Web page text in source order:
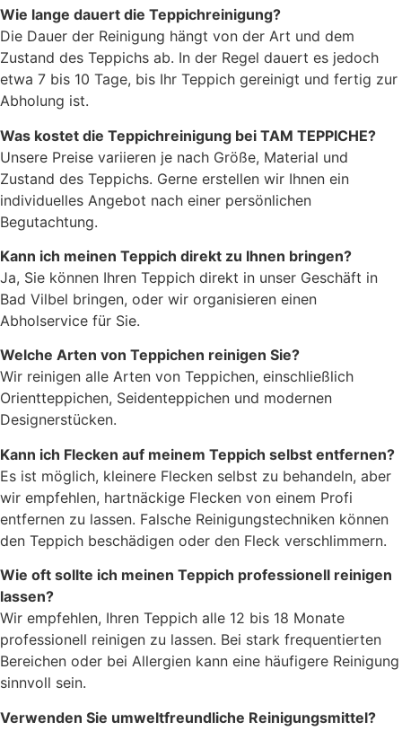
Wie lange dauert die Teppichreinigung?
Die Dauer der Reinigung hängt von der Art und dem
Zustand des Teppichs ab. In der Regel dauert es jedoch
etwa 7 bis 10 Tage, bis Ihr Teppich gereinigt und fertig zur
Abholung ist.
Was kostet die Teppichreinigung bei TAM TEPPICHE?
Unsere Preise variieren je nach Größe, Material und
Zustand des Teppichs. Gerne erstellen wir Ihnen ein
individuelles Angebot nach einer persönlichen
Begutachtung.
Kann ich meinen Teppich direkt zu Ihnen bringen?
Ja, Sie können Ihren Teppich direkt in unser Geschäft in
Bad Vilbel bringen, oder wir organisieren einen
Abholservice für Sie.
Welche Arten von Teppichen reinigen Sie?
Wir reinigen alle Arten von Teppichen, einschließlich
Orientteppichen, Seidenteppichen und modernen
Designerstücken.
Kann ich Flecken auf meinem Teppich selbst entfernen?
Es ist möglich, kleinere Flecken selbst zu behandeln, aber
wir empfehlen, hartnäckige Flecken von einem Profi
entfernen zu lassen. Falsche Reinigungstechniken können
den Teppich beschädigen oder den Fleck verschlimmern.
Wie oft sollte ich meinen Teppich professionell reinigen
lassen?
Wir empfehlen, Ihren Teppich alle 12 bis 18 Monate
professionell reinigen zu lassen. Bei stark frequentierten
Bereichen oder bei Allergien kann eine häufigere Reinigung
sinnvoll sein.
Verwenden Sie umweltfreundliche Reinigungsmittel?